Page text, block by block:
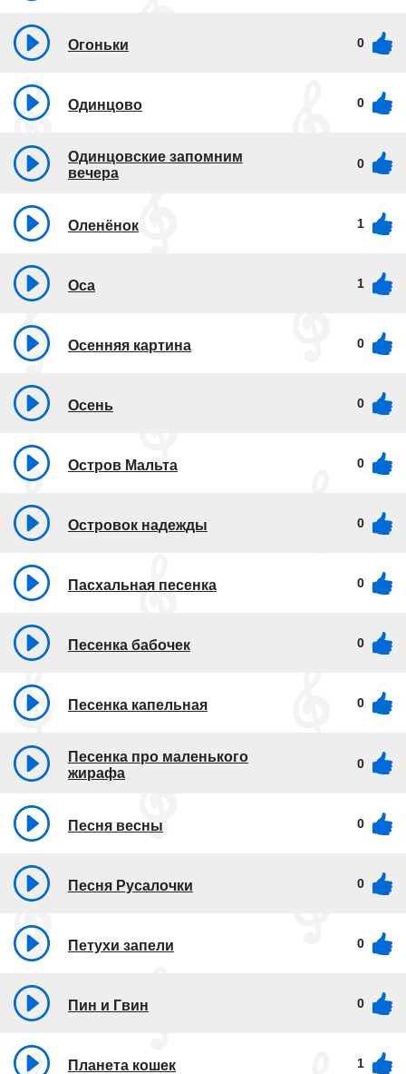
Огоньки 0
Одинцово 0
Одинцовские запомним
вечера
0
Оленёнок 1
Оса 1
Осенняя картина 0
Осень 0
Остров Мальта 0
Островок надежды 0
Пасхальная песенка 0
Песенка бабочек 0
Песенка капельная 0
Песенка про маленького
жирафа
0
Песня весны 0
Песня Русалочки 0
Петухи запели 0
Пин и Гвин 0
Планета кошек 1